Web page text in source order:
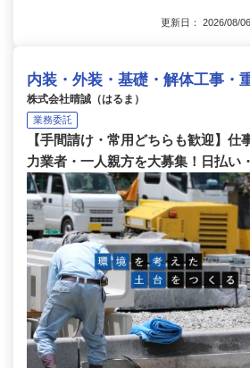
更新日： 2026/08/
内装・外装・基礎・解体工事・
株式会社晴誠（はるま）
業務委託
【手間請け・常用どちらも歓迎】仕
力業者・一人親方を大募集！日払い